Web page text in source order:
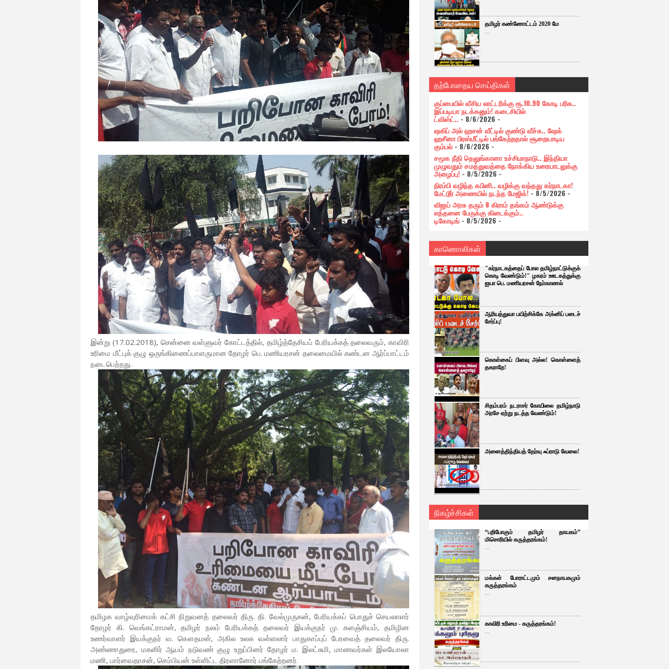
இன்று (17.02.2018), சென்னை வள்ளுவர் கோட்டத்தில், தமிழ்த்தேசியப் பேரியக்கத் தலைவரும், காவிரி
உரிமை மீட்புக் குழு ஒருங்கிணைப்பாளருமான தோழர் பெ. மணியரசன் தலைமையில் கண்டன ஆர்ப்பாட்டம்
நடைபெற்றது.
தமிழக வாழ்வுரிமைக் கட்சி நிறுவனத் தலைவர் திரு. தி. வேல்முருகன், பேரியக்கப் பொதுச் செயலாளர்
தோழர் கி. வெங்கட்ராமன், தமிழர் நலம் பேரியக்கத் தலைவர் இயக்குநர் மு. களஞ்சியம், தமிழின
உணர்வாளர் இயக்குநர் வ. கௌதமன், அகில உலக வள்ளலார் பாதுகாப்புப் பேரவைத் தலைவர் திரு.
அண்ணாதுரை, மகளிர் ஆயம் நடுவண் குழு உறுப்பினர் தோழர் ம. இலட்சுமி, மாணவர்கள் இலயோலா
மணி, பார்வைதாசன், செம்பியன் உள்ளிட்ட திரளானோர் பங்கேற்றனர்.
தமிழர் கண்ணோட்டம் 2020 மே
...
தற்போதைய செய்திகள்
குப்பையில் வீசிய லாட்டரிக்கு ரூ.10.90 கோடி பரிசு..
இப்படியா நடக்கனும்! கடைசியில்
ட்விஸ்ட்.. - 8/6/2026 -
ஷகிப் அல் ஹசன் வீட்டில் குண்டு வீச்சு.. ஷேக்
ஹசீனா பிரஸ்மீட்டில் பங்கேற்றதால் சூறையாடிய
கும்பல் - 8/6/2026 -
சமூக நீதி தெலுங்கானா உச்சிமாநாடு.. இந்தியா
முழுவதும் சமத்துவத்தை நோக்கிய உரையாடலுக்கு
அழைப்பு! - 8/5/2026 -
நிரம்பி வழிந்த கபினி.. வழிக்கு வந்தது கர்நாடகா!
மேட்டூர் அணையில் நடந்த மேஜிக்!- 8/5/2026 -
விஜய் அரசு தரும் 8 கிராம் தங்கம் ஆண்டுக்கு
எத்தனை பேருக்கு கிடைக்கும்..
டிகோடிங் - 8/5/2026 -
காணொலிகள்
"கர்நாடகத்தைப் போல தமிழ்நாட்டுக்குக்
கொடி வேண்டும்!" ழகரம் ஊடகத்துக்கு
ஐயா பெ. மணியரசன் நோ்காணல்
ஆரியத்துவா பயிற்சிக்கே அக்னிப் படைச்
சேர்ப்பு!
கொள்கைப் பிளவு அல்ல! கொள்ளைத்
தகராறே!
சிதம்பரம் நடராசர் கோயிலை தமிழ்நாடு
அரசே ஏற்று நடத்த வேண்டும்!
அனைத்திந்தியத் தேர்வு ஃப்ராடு வேலை!
நிகழ்ச்சிகள்
“பறிபோகும் தமிழர் தாயகம்”
மிசொரியில் கருத்தரங்கம்!
...
மக்கள் போராட்டமும் சனநாயகமும்
கருத்தரங்கம்
...
காவிரி உரிமை - கருத்தரங்கம்!
...